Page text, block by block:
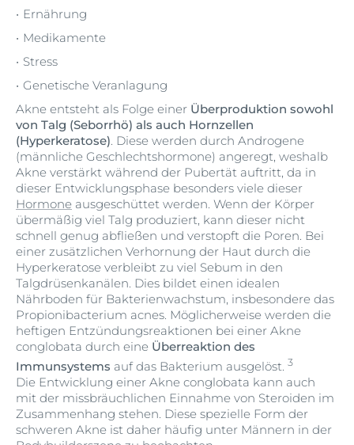
Ernährung
Medikamente
Stress
Genetische Veranlagung
Akne entsteht als Folge einer Überproduktion sowohl
von Talg (Seborrhö) als auch Hornzellen
(Hyperkeratose). Diese werden durch Androgene
(männliche Geschlechtshormone) angeregt, weshalb
Akne verstärkt während der Pubertät auftritt, da in
dieser Entwicklungsphase besonders viele dieser
Hormone ausgeschüttet werden. Wenn der Körper
übermäßig viel Talg produziert, kann dieser nicht
schnell genug abfließen und verstopft die Poren. Bei
einer zusätzlichen Verhornung der Haut durch die
Hyperkeratose verbleibt zu viel Sebum in den
Talgdrüsenkanälen. Dies bildet einen idealen
Nährboden für Bakterienwachstum, insbesondere das
Propionibacterium acnes. Möglicherweise werden die
heftigen Entzündungsreaktionen bei einer Akne
conglobata durch eine Überreaktion des
Immunsystems auf das Bakterium ausgelöst. 3
Die Entwicklung einer Akne conglobata kann auch
mit der missbräuchlichen Einnahme von Steroiden im
Zusammenhang stehen. Diese spezielle Form der
schweren Akne ist daher häufig unter Männern in der